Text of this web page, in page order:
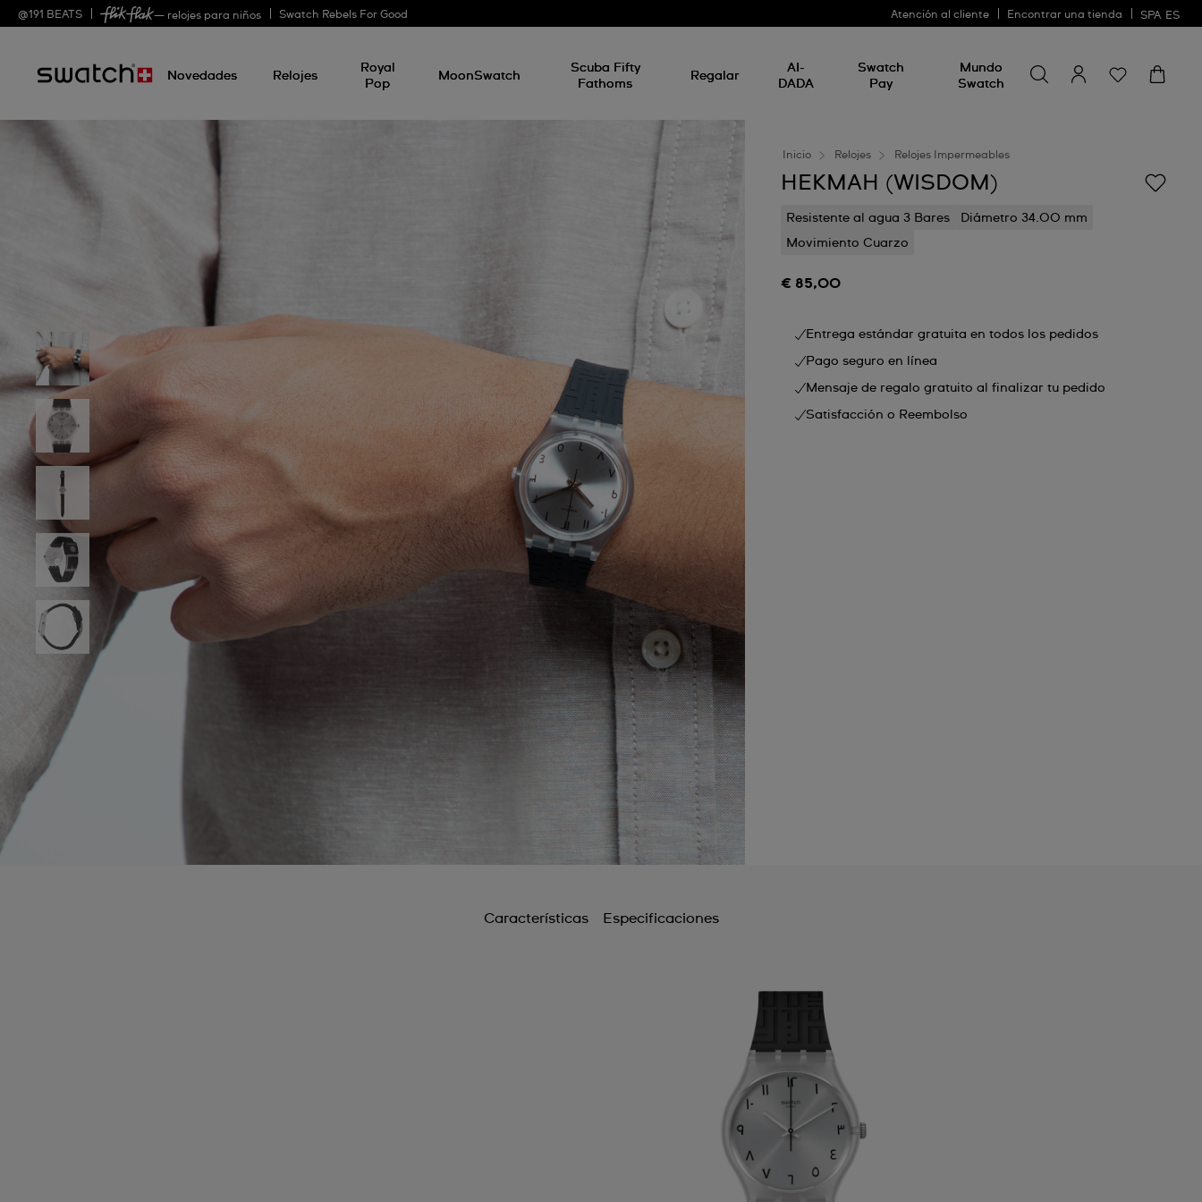
@191 BEATS — relojes para niños Swatch Rebels For Good Atención al cliente Encontrar una tienda SPA ES
Novedades Relojes
Royal
Pop
MoonSwatch
Scuba Fifty
Fathoms
Regalar
AI-
DADA
Swatch
Pay
Mundo
Swatch
algo
Inicio Relojes Relojes Impermeables
HEKMAH (WISDOM)
Resistente al agua 3 Bares
Diámetro 34.00 mm
Movimiento Cuarzo
€ 85,00
Entrega estándar gratuita en todos los pedidos
Pago seguro en línea
Mensaje de regalo gratuito al finalizar tu pedido
Satisfacción o Reembolso
Características Especificaciones